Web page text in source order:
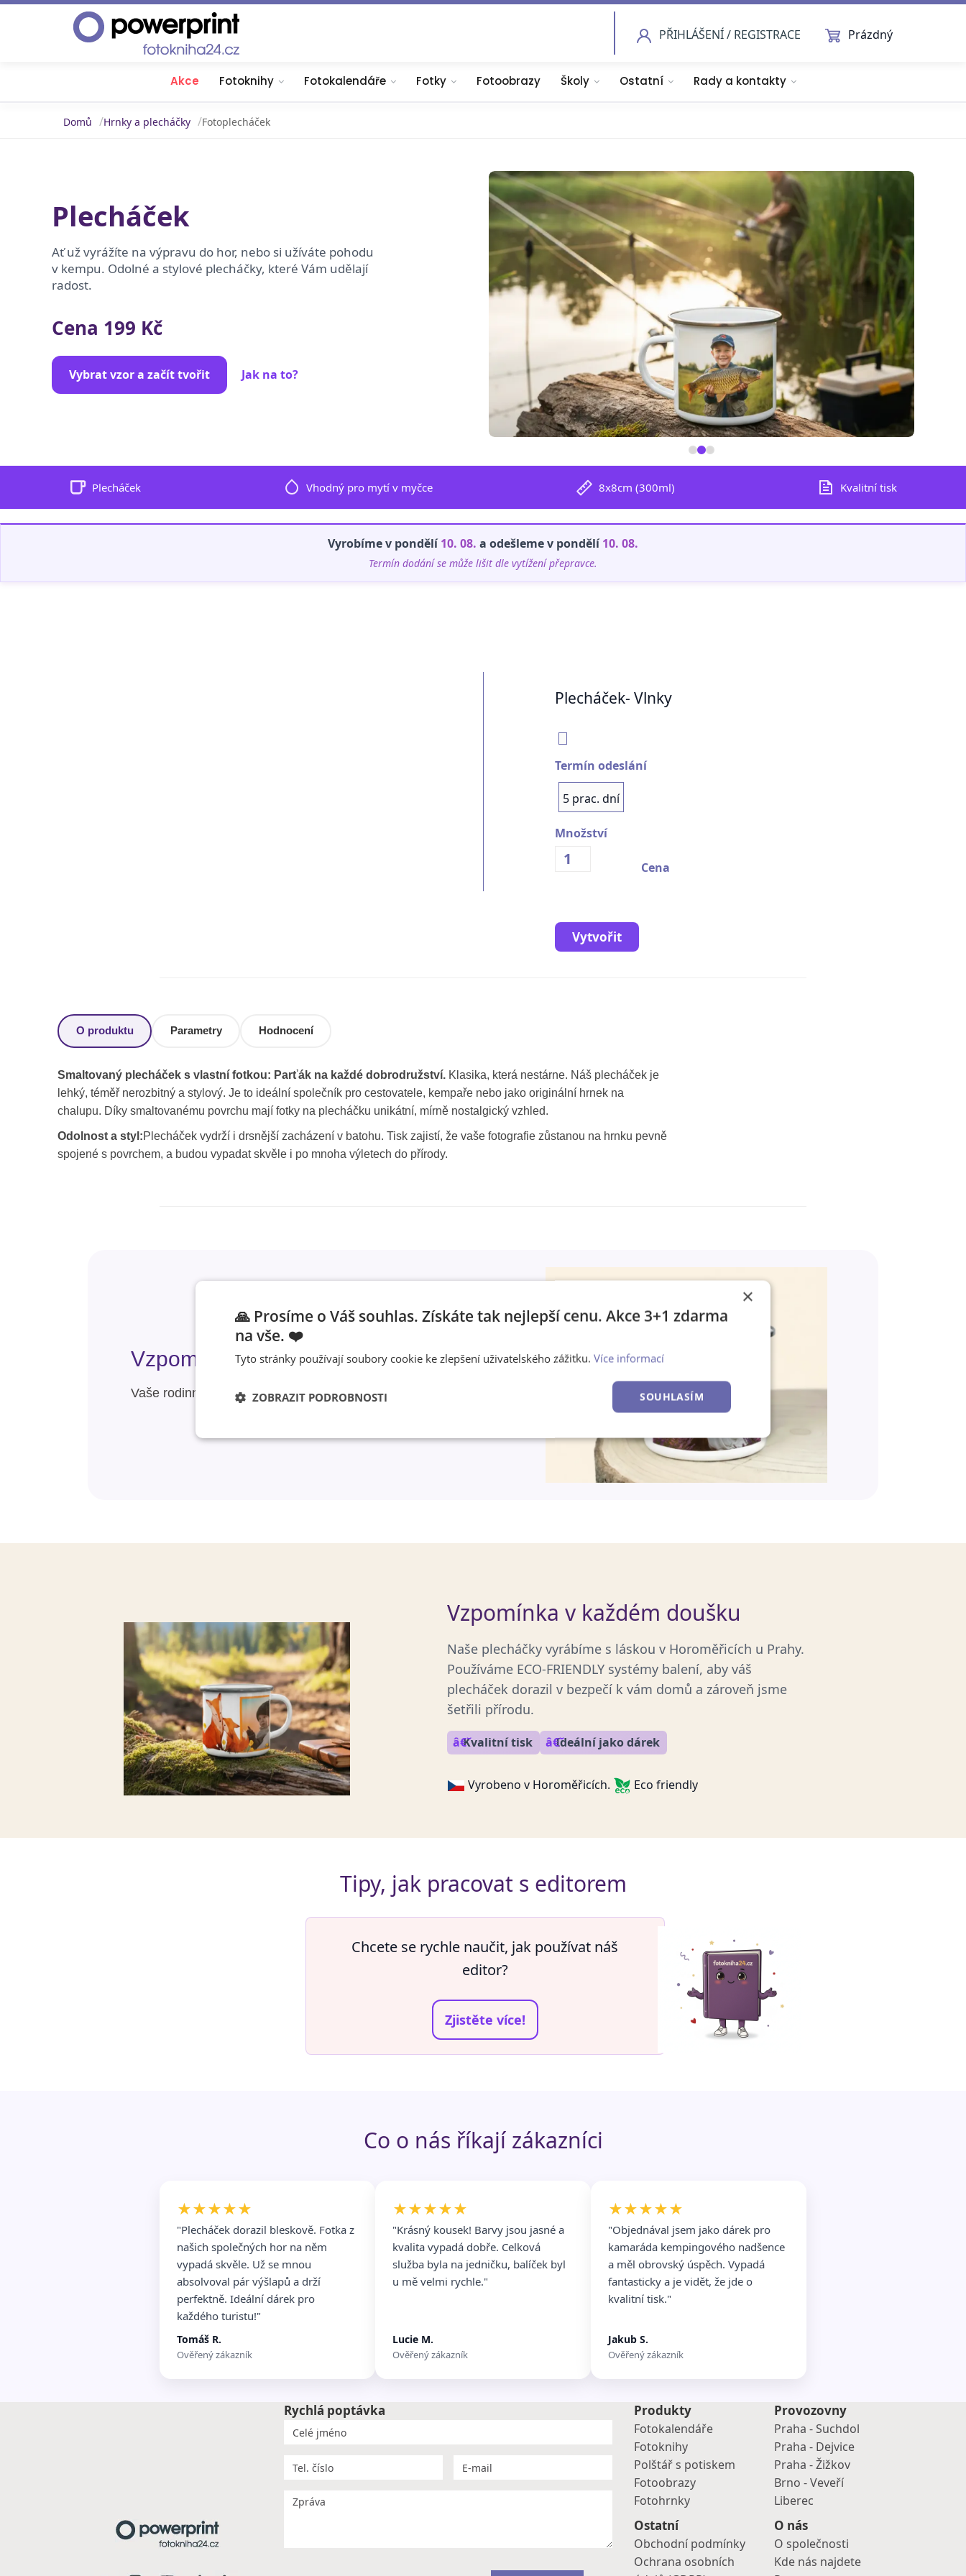
PŘIHLÁŠENÍ / REGISTRACE Prázdný
Akce Fotoknihy Fotokalendáře Fotky Fotoobrazy Školy Ostatní Rady a kontakty
Domů Hrnky a plecháčky Fotoplecháček
Plecháček
Ať už vyrážíte na výpravu do hor, nebo si užíváte pohodu
v kempu. Odolné a stylové plecháčky, které Vám udělají
radost.
Cena 199 Kč
Vybrat vzor a začít tvořit Jak na to?
Plecháček Vhodný pro mytí v myčce 8x8cm (300ml) Kvalitní tisk
Vyrobíme v pondělí10. 08. a odešleme v pondělí10. 08.
Termín dodání se může lišit dle vytížení přepravce.
Plecháček- Vlnky
Termín odeslání
5 prac. dní
Množství
Cena
Vytvořit
O produktu Parametry Hodnocení
Smaltovaný plecháček s vlastní fotkou: Parťák na každé dobrodružství. Klasika, která nestárne. Náš plecháček je
lehký, téměř nerozbitný a stylový. Je to ideální společník pro cestovatele, kempaře nebo jako originální hrnek na
chalupu. Díky smaltovanému povrchu mají fotky na plecháčku unikátní, mírně nostalgický vzhled.
Odolnost a styl:Plecháček vydrží i drsnější zacházení v batohu. Tisk zajistí, že vaše fotografie zůstanou na hrnku pevně
spojené s povrchem, a budou vypadat skvěle i po mnoha výletech do přírody.
Vzpomínky, které nezmizí.
Vaše rodinné chvíle na plecháčku
Vzpomínka v každém doušku
Naše plecháčky vyrábíme s láskou v Horoměřicích u Prahy.
Používáme ECO-FRIENDLY systémy balení, aby váš
plecháček dorazil v bezpečí k vám domů a zároveň jsme
šetřili přírodu.
Kvalitní tisk Ideální jako dárek
Vyrobeno v Horoměřicích. Eco friendly
Tipy, jak pracovat s editorem
Chcete se rychle naučit, jak používat náš
editor?
Zjistěte více!
Co o nás říkají zákazníci
★★★★★
"Plecháček dorazil bleskově. Fotka z
našich společných hor na něm
vypadá skvěle. Už se mnou
absolvoval pár výšlapů a drží
perfektně. Ideální dárek pro
každého turistu!"
Tomáš R.
Ověřený zákazník
★★★★★
"Krásný kousek! Barvy jsou jasné a
kvalita vypadá dobře. Celková
služba byla na jedničku, balíček byl
u mě velmi rychle."
Lucie M.
Ověřený zákazník
★★★★★
"Objednával jsem jako dárek pro
kamaráda kempingového nadšence
a měl obrovský úspěch. Vypadá
fantasticky a je vidět, že jde o
kvalitní tisk."
Jakub S.
Ověřený zákazník
Produkty
Fotokalendáře
Fotoknihy
Polštář s potiskem
Fotoobrazy
Fotohrnky
Provozovny
Praha - Suchdol
Praha - Dejvice
Praha - Žižkov
Brno - Veveří
Liberec
Ostatní
Obchodní podmínky
Ochrana osobních
O nás
O společnosti
Kde nás najdete
Rychlá poptávka
×
🙏 Prosíme o Váš souhlas. Získáte tak nejlepší cenu. Akce 3+1 zdarma
na vše. ❤️
Tyto stránky používají soubory cookie ke zlepšení uživatelského zážitku. Více informací
SOUHLASÍM
ZOBRAZIT PODROBNOSTI
Nezbytně nutné
Výkonové
Soubory cílení Funkční soubory
Nezařazené
soubory